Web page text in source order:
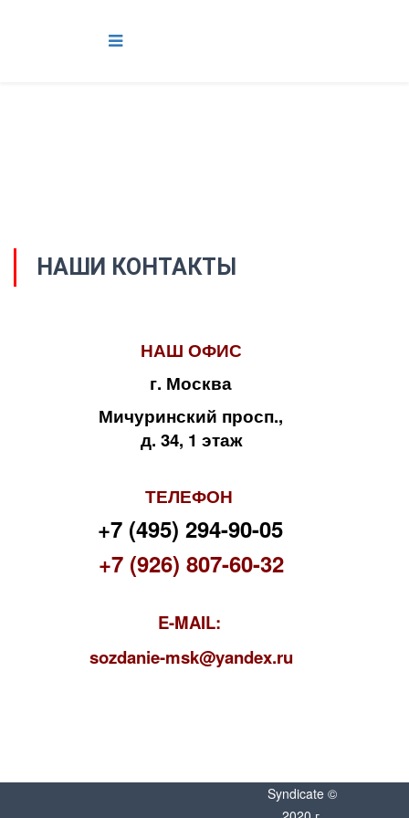
НАШИ КОНТАКТЫ
НАШ ОФИС
г. Москва
Мичуринский просп.,
д. 34, 1 этаж
ТЕЛЕФОН
+7 (495) 294-90-05
+7 (926) 807-60-32
E-MAIL:
sozdanie-msk@yandex.ru
Syndicate ©